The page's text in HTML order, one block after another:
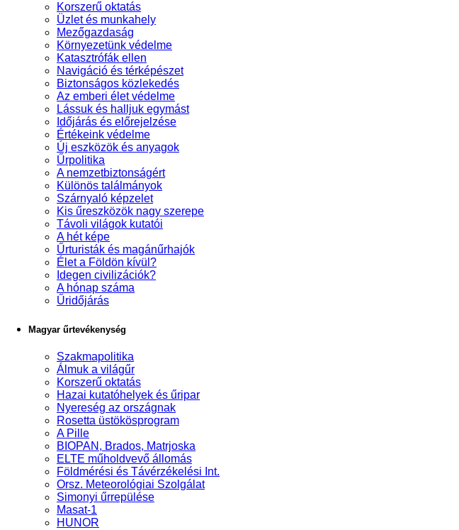
Korszerű oktatás
Üzlet és munkahely
Mezőgazdaság
Környezetünk védelme
Katasztrófák ellen
Navigáció és térképészet
Biztonságos közlekedés
Az emberi élet védelme
Lássuk és halljuk egymást
Időjárás és előrejelzése
Értékeink védelme
Új eszközök és anyagok
Űrpolitika
A nemzetbiztonságért
Különös találmányok
Szárnyaló képzelet
Kis űreszközök nagy szerepe
Távoli világok kutatói
A hét képe
Űrturisták és magánűrhajók
Élet a Földön kívül?
Idegen civilizációk?
A hónap száma
Űridőjárás
Magyar űrtevékenység
Szakmapolitika
Álmuk a világűr
Korszerű oktatás
Hazai kutatóhelyek és űripar
Nyereség az országnak
Rosetta üstökösprogram
A Pille
BIOPAN, Brados, Matrjoska
ELTE műholdvevő állomás
Földmérési és Távérzékelési Int.
Orsz. Meteorológiai Szolgálat
Simonyi űrrepülése
Masat-1
HUNOR